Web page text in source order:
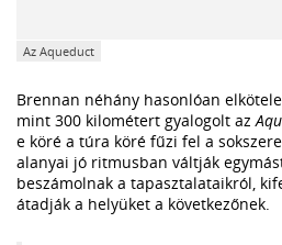
Az Aqueduct
Brennan néhány hasonlóan
mint 300 kilométert gyalogolt az
e köré a túra köré fűzi fel a
alanyai jó ritmusban váltják
beszámolnak a tapasztalataikról,
átadják a helyüket a következőnek.